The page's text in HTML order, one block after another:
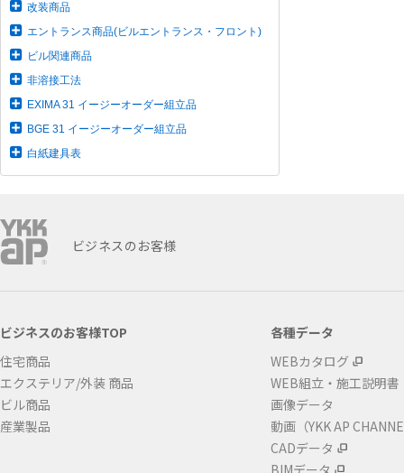
改装商品
エントランス商品(ビルエントランス・フロント)
ビル関連商品
非溶接工法
EXIMA 31 イージーオーダー組立品
BGE 31 イージーオーダー組立品
白紙建具表
ビジネスのお客様
ビジネスのお客様TOP
住宅商品
エクステリア/外装 商品
ビル商品
産業製品
各種データ
WEBカタログ
WEB組立・施工説明書
画像データ
動画（YKK AP
CADデータ
BIMデータ